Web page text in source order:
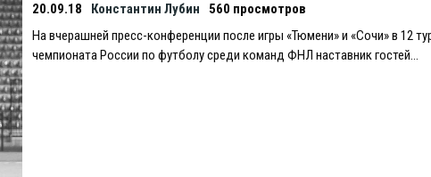
20.09.18 Константин Лубин
560 просмотров
На вчерашней пресс-конференции после игры «Тюмени» и «Сочи» в 12
чемпионата России по футболу среди команд ФНЛ наставник гостей…